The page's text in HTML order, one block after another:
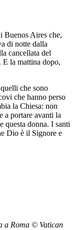
Buenos Aires che,
di notte dalla
cancellata del
E la mattina dopo,
che sono
che hanno perso
la Chiesa: non
a portare avanti la
questa donna. I santi
Dio è il Signore e
a Roma © Vatican